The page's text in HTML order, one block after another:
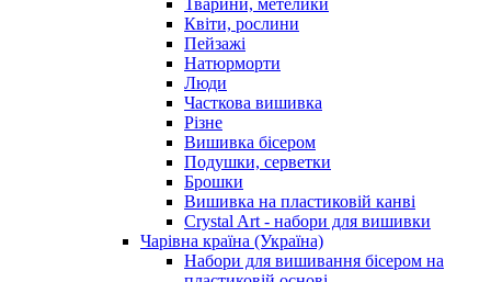
Квіти, рослини
Пейзажі
Натюрморти
Люди
Часткова вишивка
Різне
Вишивка бісером
Подушки, серветки
Брошки
Вишивка на пластиковій канві
Crystal Art - набори для вишивки
Чарівна країна (Україна)
Набори для вишивання бісером на